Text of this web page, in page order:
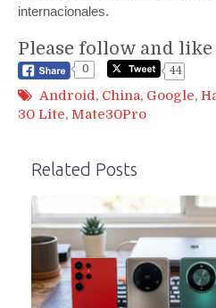
internacionales.
Please follow and like
0
44
Android, China, Google,
30 Lite, Mate30Pro
Related Posts